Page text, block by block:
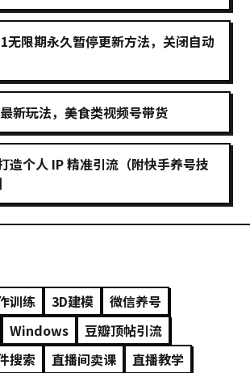
限期永久暂停更新方法，关闭自动
新玩法，美食类视频号带货
造个人 IP 精准引流（附快手养号技
训练 3D建模
微信养号
Windows
豆瓣顶帖引流
搜索 直播间卖课
直播教学